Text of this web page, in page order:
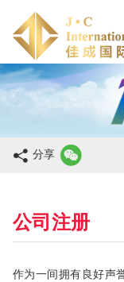
成
国
际
商
务
公
分享
公司注册
作为一间拥有良好声